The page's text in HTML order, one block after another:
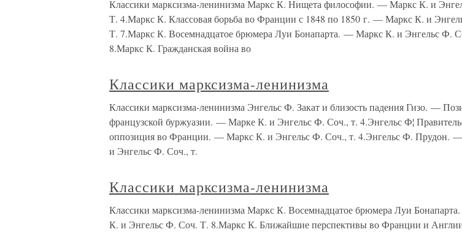
Классики марксизма-ленинизма Маркс К. Нищета философии. — Маркс К. и
Т. 4.Маркс К. Классовая борьба во Франции с 1848 по 1850 г. — Маркс К. и
Т. 7.Маркс К. Восемнадцатое брюмера Луи Бонапарта. — Маркс К. и Энгельс Ф.
8.Маркс К. Гражданская война во
Классики марксизма-ленинизма
Классики марксизма-ленинизма Энгельс Ф. Закат и близость падения Гизо. —
французской буржуазии. — Марке К. и Энгельс Ф. Соч., т. 4.Энгельс Ф¦
оппозиция во Франции. — Маркс К. и Энгельс Ф. Соч., т. 4.Энгельс Ф. Прудон.
и Энгельс Ф. Соч., т.
Классики марксизма-ленинизма
Классики марксизма-ленинизма Маркс К. Восемнадцатое брюмера Луи
К. и Энгельс Ф. Соч. Т. 8.Маркс К. Ближайшие перспективы во Франции и